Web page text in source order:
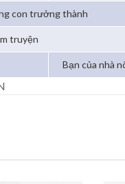
con trưởng thành
truyện
Bạn của nhà